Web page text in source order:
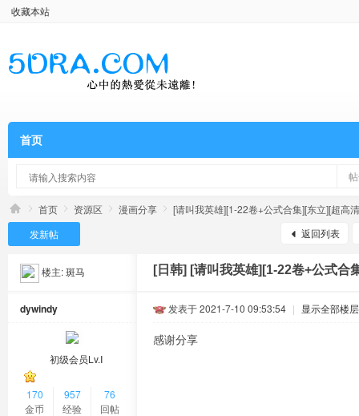
收藏本站
首页
首页 资源区 漫画分享
[请叫我英雄][1-22卷+公式合集][东立][超高
返回列表
发新帖
楼主:斑马 [日韩] [请叫我英雄][1-22卷+公式
dywindy
初级会员Lv.Ⅰ
170
金币
957
经验
76
回帖
发表于 2021-7-10 09:53:54 | 显示全部楼层
感谢分享